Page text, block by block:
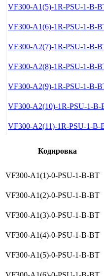
VF300-A1(5)-1R-PSU-1-B-
VF300-A1(6)-1R-PSU-1-B-
VF300-A2(7)-1R-PSU-1-B-
VF300-A2(8)-1R-PSU-1-B-
VF300-A2(9)-1R-PSU-1-B-
VF300-A2(10)-1R-PSU-1-B-
VF300-A2(11)-1R-PSU-1-B-
Кодировка
VF300-A1(1)-0-PSU-1-B-BT
VF300-A1(2)-0-PSU-1-B-BT
VF300-A1(3)-0-PSU-1-B-BT
VF300-A1(4)-0-PSU-1-B-BT
VF300-A1(5)-0-PSU-1-B-BT